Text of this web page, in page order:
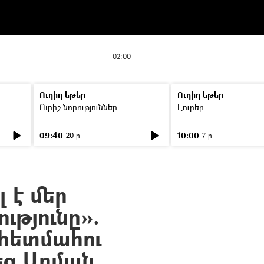
02:00
Ուղիղ եթեր
Ուրիշ նորություններ
09:40 20 ր
Ուղիղ եթեր
Լուրեր
10:00 7 ր
է մեր